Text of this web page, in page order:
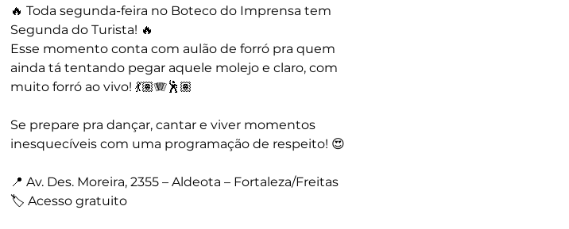
🔥 Toda segunda-feira no Boteco do Imprensa tem
Segunda do Turista! 🔥
Esse momento conta com aulão de forró pra quem
ainda tá tentando pegar aquele molejo e claro, com
muito forró ao vivo! 💃🏽🪗🕺🏽
Se prepare pra dançar, cantar e viver momentos
inesquecíveis com uma programação de respeito! 😍
📍 Av. Des. Moreira, 2355 – Aldeota – Fortaleza/Freitas
🏷️ Acesso gratuito